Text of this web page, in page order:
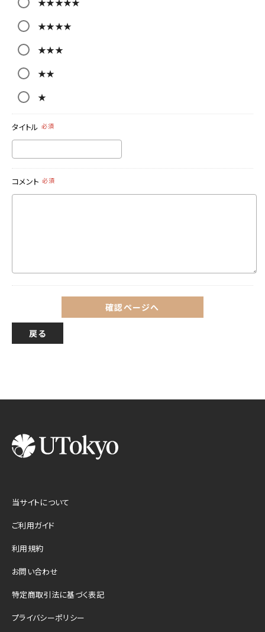
★★★★
★★★
★★
★
タイトル 必須
コメント 必須
確認ページへ
戻る
当サイトについて
ご利用ガイド
利用規約
お問い合わせ
特定商取引法に基づく表記
プライバシーポリシー